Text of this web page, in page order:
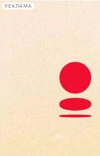
РЕКЛАМА
Сегодня:
2026.08.08
00:29
Афиша Plus